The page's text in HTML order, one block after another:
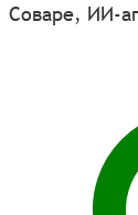
Соваре, ИИ-